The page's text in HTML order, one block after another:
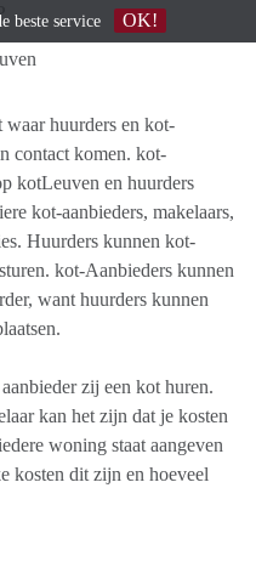
huurders en kot-
contact komen. ​kot-
kotLeuven en huurders
​kot-aanbieders, makelaars,
Huurders kunnen kot-
kot-Aanbieders kunnen
want huurders kunnen
zij een kot huren.
kan het zijn dat je kosten
woning staat aangeven
kosten dit zijn en hoeveel
beste service OK!